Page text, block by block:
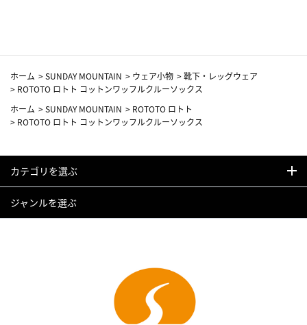
ホーム >SUNDAY MOUNTAIN > ウェア小物 >靴下・レッグウェア
> ROTOTO ロトト コットンワッフルクルーソックス
ホーム >SUNDAY MOUNTAIN > ROTOTO ロトト
> ROTOTO ロトト コットンワッフルクルーソックス
カテゴリを選ぶ
ジャンルを選ぶ